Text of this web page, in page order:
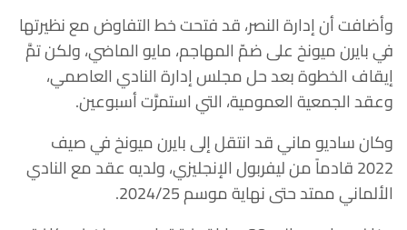
وأضافت أن إدارة النصر، قد فتحت خط التفاوض مع نظيرتها
في بايرن ميونخ على ضمّ المهاجم، مايو الماضي، ولكن تمَّ
إيقاف الخطوة بعد حل مجلس إدارة النادي العاصمي،
وعقد الجمعية العمومية، التي استمرَّت أسبوعين.
وكان ساديو ماني قد انتقل إلى بايرن ميونخ في صيف
2022 قادماً من ليفربول الإنجليزي، ولديه عقد مع النادي
الألماني ممتد حتى نهاية موسم 2024/25.